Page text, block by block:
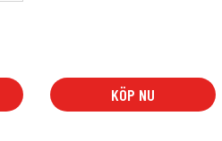
KÖP NU